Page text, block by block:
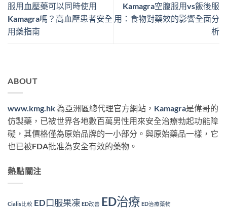
服用血壓藥可以同時使用
Kamagra嗎？高血壓患者安全
用藥指南
Kamagra空腹服用vs飯後服
用：食物對藥效的影響全面分
析
ABOUT
www.kmg.hk為亞洲區總代理官方網站， Kamagra是偉哥的
仿製藥，已被世界各地數百萬男性用來安全治療勃起功能障
礙，其價格僅為原始品牌的一小部分。與原始藥品一樣，它
也已被FDA批准為安全有效的藥物。
熱點關注
Cialis比較 ED口服果凍 ED改善 ED治療 ED治療藥物